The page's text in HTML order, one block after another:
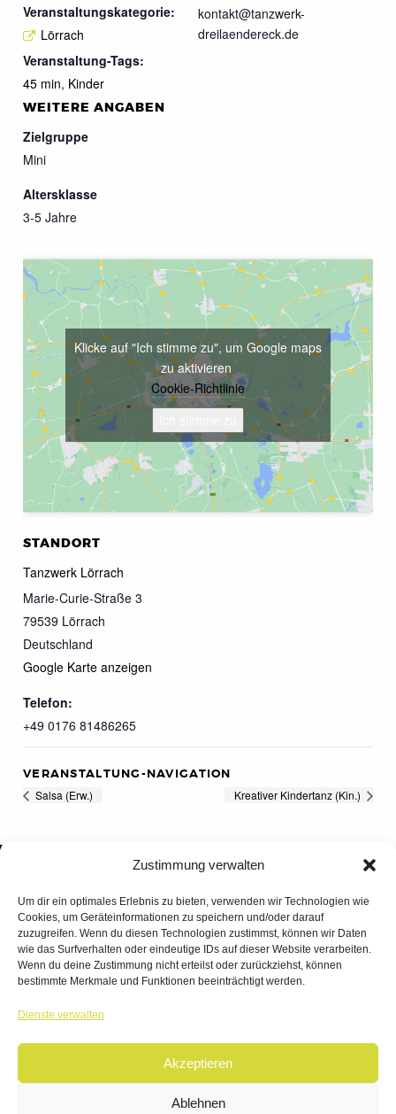
Zustimmung verwalten
Um dir ein optimales Erlebnis zu bieten, verwenden wir Technologien wie
Cookies, um Geräteinformationen zu speichern und/oder darauf
zuzugreifen. Wenn du diesen Technologien zustimmst, können wir Daten
wie das Surfverhalten oder eindeutige IDs auf dieser Website verarbeiten.
Wenn du deine Zustimmung nicht erteilst oder zurückziehst, können
bestimmte Merkmale und Funktionen beeinträchtigt werden.
Dienste verwalten
Akzeptieren
Ablehnen
Veranstaltungskategorie:
Lörrach
Veranstaltung-Tags:
45 min, Kinder
kontakt@tanzwerk-
dreilaendereck.de
WEITERE ANGABEN
Zielgruppe
Mini
Altersklasse
3-5 Jahre
STANDORT
Tanzwerk Lörrach
Marie-Curie-Straße 3
79539 Lörrach
Deutschland
Google Karte anzeigen
Telefon:
+49 0176 81486265
Klicke auf "Ich stimme zu", um Google maps
zu aktivieren
Cookie-Richtlinie
VERANSTALTUNG-NAVIGATION
Salsa (Erw.) Kreativer Kindertanz (Kin.)
© 2026 | TANZWERK
DATENSCHUTZ